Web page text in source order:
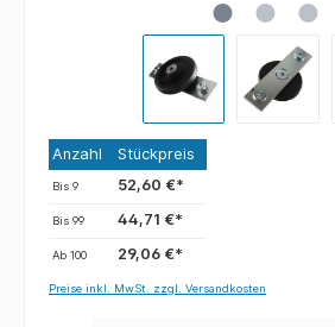
Anzahl Stückpreis
Bis9 52,60 €*
Bis99 44,71 €*
Ab100 29,06 €*
Preise inkl. MwSt. zzgl. Versandkosten